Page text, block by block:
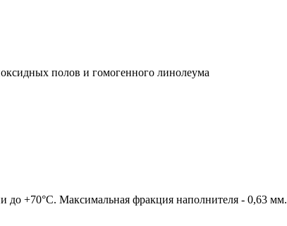
полов и гомогенного линолеума
до +70°С. Максимальная фракция наполнителя - 0,63 мм.